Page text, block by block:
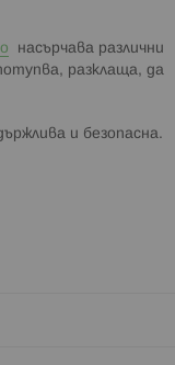
насърчава различни
разклаща, да
и безопасна.